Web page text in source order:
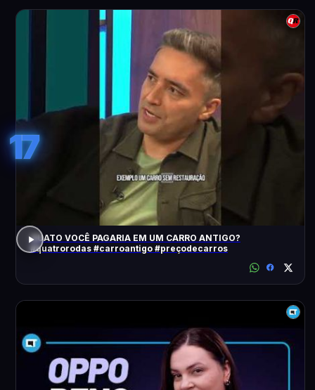
17
QUATO VOCÊ PAGARIA EM UM CARRO ANTIGO?
#quatrorodas #carroantigo #preçodecarros